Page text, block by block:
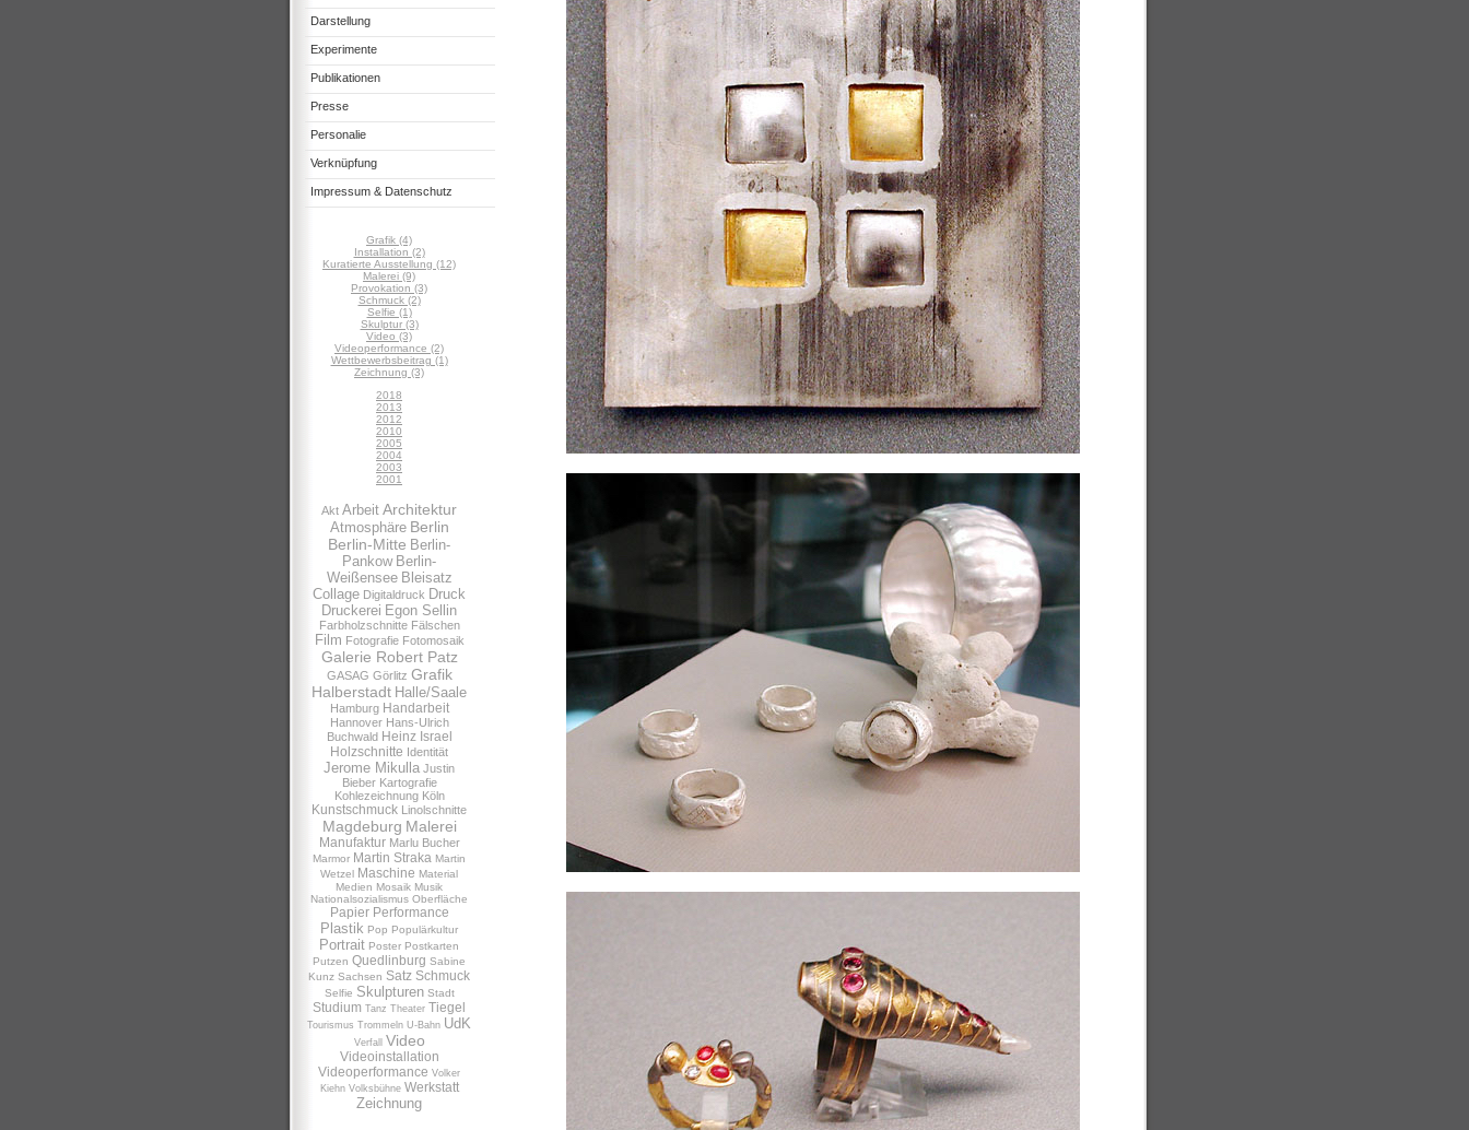
Darstellung
Experimente
Publikationen
Presse
Personalie
Verknüpfung
Impressum & Datenschutz
Grafik (4)
Installation (2)
Kuratierte Ausstellung (12)
Malerei (9)
Provokation (3)
Schmuck (2)
Selfie (1)
Skulptur (3)
Video (3)
Videoperformance (2)
Wettbewerbsbeitrag (1)
Zeichnung (3)
2018
2013
2012
2010
2005
2004
2003
2001
Akt Arbeit Architektur
Atmosphäre Berlin
Berlin-Mitte Berlin-
Pankow Berlin-
Weißensee Bleisatz
Collage Digitaldruck Druck
Druckerei Egon Sellin
Farbholzschnitte Fälschen
Film Fotografie Fotomosaik
Galerie Robert Patz
GASAG Görlitz Grafik
Halberstadt Halle/Saale
Hamburg Handarbeit
Hannover Hans-Ulrich
Buchwald Heinz Israel
Holzschnitte Identität
Jerome Mikulla Justin
Bieber Kartografie
Kohlezeichnung Köln
Kunstschmuck Linolschnitte
Magdeburg Malerei
Manufaktur Marlu Bucher
Marmor Martin Straka Martin
Wetzel Maschine Material
Medien Mosaik Musik
Nationalsozialismus Oberfläche
Papier Performance
Plastik Pop Populärkultur
Portrait Poster Postkarten
Putzen Quedlinburg Sabine
Kunz Sachsen Satz Schmuck
Selfie Skulpturen Stadt
Studium Tanz Theater Tiegel
Tourismus Trommeln U-Bahn UdK
Verfall Video
Videoinstallation
Videoperformance Volker
Kiehn Volksbühne Werkstatt
Zeichnung